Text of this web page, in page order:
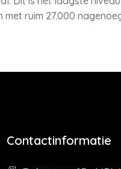
met ruim 27.000
Contactinformatie